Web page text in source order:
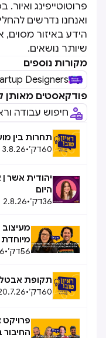
פרוטוטייפינג
ואנחנו נדרשים
הידע באיזור
שיותר נושאים.
מקורות נוספים
Designers
פודקאסטים מאותן
חיפוש עבודה
תחרות בין
60דק׳•
3.8.26
יהודית אשר
היום
36דק׳•
2.8.26
אפשרי,
56דק׳•
תקופת
60דק׳•
פרויקט
החיבור